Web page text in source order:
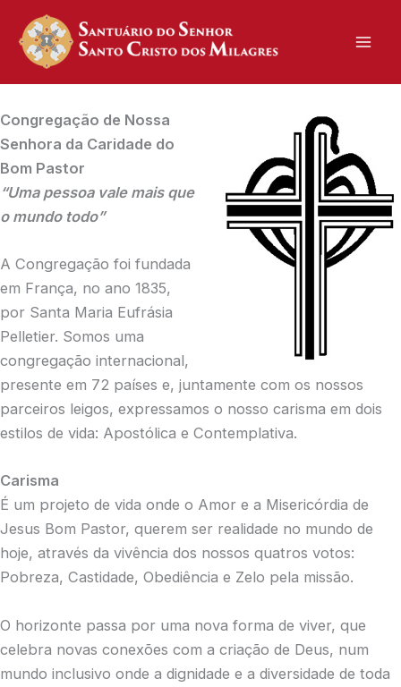
content
Congregação de Nossa
Senhora da Caridade do
Bom Pastor
“Uma pessoa vale mais que
o mundo todo”
A Congregação foi fundada
em França, no ano 1835,
por Santa Maria Eufrásia
Pelletier. Somos uma
congregação internacional,
presente em 72 países e, juntamente com os nossos
parceiros leigos, expressamos o nosso carisma em dois
estilos de vida: Apostólica e Contemplativa.
Carisma
É um projeto de vida onde o Amor e a Misericórdia de
Jesus Bom Pastor, querem ser realidade no mundo de
hoje, através da vivência dos nossos quatros votos:
Pobreza, Castidade, Obediência e Zelo pela missão.
O horizonte passa por uma nova forma de viver, que
celebra novas conexões com a criação de Deus, num
mundo inclusivo onde a dignidade e a diversidade de toda